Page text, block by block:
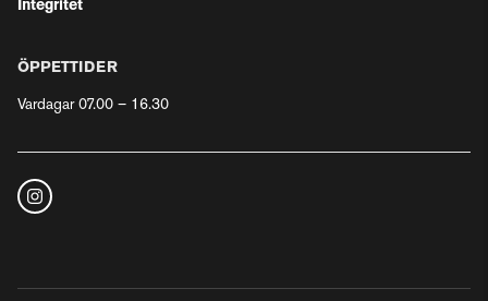
Integritet
ÖPPETTIDER
Vardagar 07.00 – 16.30